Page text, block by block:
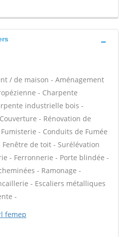
/ de maison - Aménagement
- Charpente
industrielle bois -
- Rénovation de
- Conduits de Fumée
de toit - Surélévation
- Ferronnerie - Porte blindée -
- Ramonage -
- Escaliers métalliques
-
femep